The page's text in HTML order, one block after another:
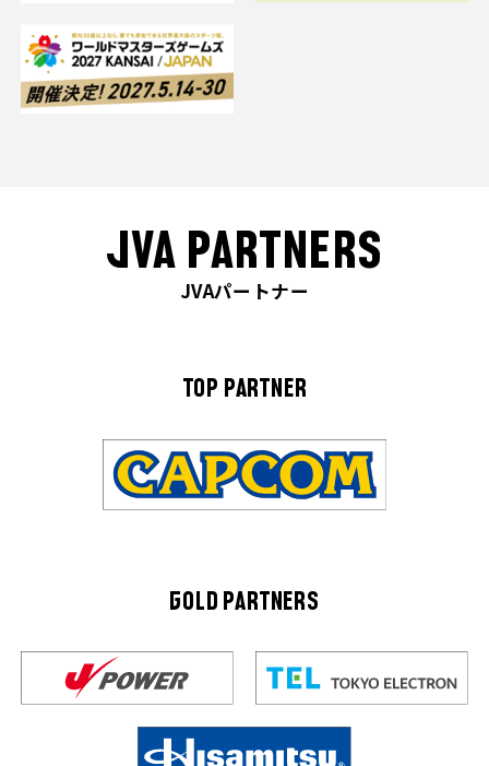
JVA PARTNERS
JVAパートナー
TOP PARTNER
GOLD PARTNERS